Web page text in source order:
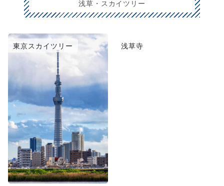
浅草・スカイツリー
東京スカイツリー 浅草寺